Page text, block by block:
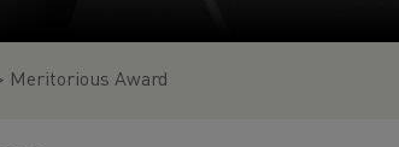
Meritorious Award